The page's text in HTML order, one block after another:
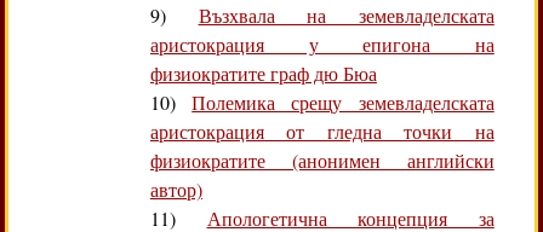
9) Възхвала на земевладелската
аристокрация у епигона на
физиократите граф дю Бюа
10)Полемика срещу земевладелската
аристокрация от гледна точки на
физиократите (анонимен английски
автор)
11) Апологетична концепция за